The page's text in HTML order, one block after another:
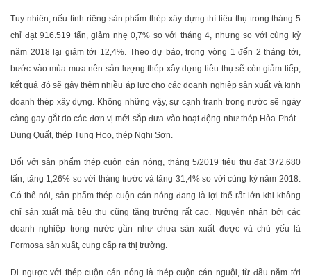
Tuy nhiên, nếu tính riêng sản phẩm thép xây dựng thì tiêu thụ trong tháng 5
chỉ đạt 916.519 tấn, giảm nhẹ 0,7% so với tháng 4, nhưng so với cùng kỳ
năm 2018 lại giảm tới 12,4%. Theo dự báo, trong vòng 1 đến 2 tháng tới,
bước vào mùa mưa nên sản lượng thép xây dựng tiêu thụ sẽ còn giảm tiếp,
kết quả đó sẽ gây thêm nhiều áp lực cho các doanh nghiệp sản xuất và kinh
doanh thép xây dựng. Không những vậy, sự cạnh tranh trong nước sẽ ngày
càng gay gắt do các đơn vị mới sắp đưa vào hoạt động như thép Hòa Phát -
Dung Quất, thép Tung Hoo, thép Nghi Sơn.
Đối với sản phẩm thép cuộn cán nóng, tháng 5/2019 tiêu thụ đạt 372.680
tấn, tăng 1,26% so với tháng trước và tăng 31,4% so với cùng kỳ năm 2018.
Có thể nói, sản phẩm thép cuộn cán nóng đang là lợi thế rất lớn khi không
chỉ sản xuất mà tiêu thụ cũng tăng trưởng rất cao. Nguyên nhân bởi các
doanh nghiệp trong nước gần như chưa sản xuất được và chủ yếu là
Formosa sản xuất, cung cấp ra thị trường.
Đi ngược với thép cuộn cán nóng là thép cuộn cán nguội, từ đầu năm tới